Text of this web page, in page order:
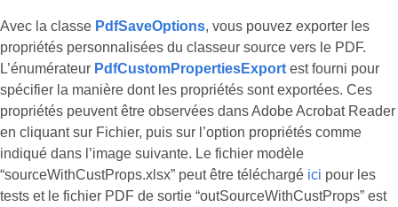
Avec la classe PdfSaveOptions, vous pouvez exporter les
propriétés personnalisées du classeur source vers le PDF.
L’énumérateur PdfCustomPropertiesExport est fourni pour
spécifier la manière dont les propriétés sont exportées. Ces
propriétés peuvent être observées dans Adobe Acrobat Reader
en cliquant sur Fichier, puis sur l’option propriétés comme
indiqué dans l’image suivante. Le fichier modèle
“sourceWithCustProps.xlsx” peut être téléchargé ici pour les
tests et le fichier PDF de sortie “outSourceWithCustProps” est